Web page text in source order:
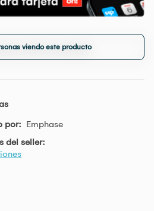
viendo este producto
por: Emphase
del seller: